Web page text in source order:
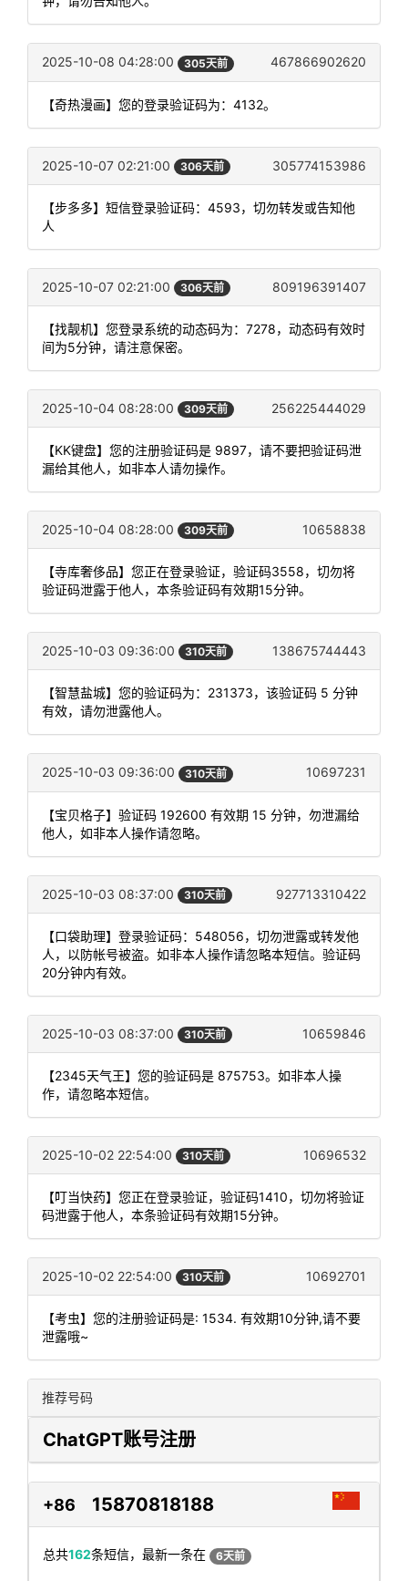
2025-10-08 04:28:00 305天前 467866902620
【奇热漫画】您的登录验证码为：4132。
2025-10-07 02:21:00 306天前 305774153986
【步多多】短信登录验证码：4593，切勿转发或告知他
人
2025-10-07 02:21:00 306天前 809196391407
【找靓机】您登录系统的动态码为：7278，动态码有效时
间为5分钟，请注意保密。
2025-10-04 08:28:00 309天前 256225444029
【KK键盘】您的注册验证码是 9897，请不要把验证码泄
漏给其他人，如非本人请勿操作。
2025-10-04 08:28:00 309天前 10658838
【寺库奢侈品】您正在登录验证，验证码3558，切勿将
验证码泄露于他人，本条验证码有效期15分钟。
2025-10-03 09:36:00 310天前 138675744443
【智慧盐城】您的验证码为：231373，该验证码 5 分钟
有效，请勿泄露他人。
2025-10-03 09:36:00 310天前 10697231
【宝贝格子】验证码 192600 有效期 15 分钟，勿泄漏给
他人，如非本人操作请忽略。
2025-10-03 08:37:00 310天前 927713310422
【口袋助理】登录验证码：548056，切勿泄露或转发他
人，以防帐号被盗。如非本人操作请忽略本短信。验证码
20分钟内有效。
2025-10-03 08:37:00 310天前 10659846
【2345天气王】您的验证码是 875753。如非本人操
作，请忽略本短信。
2025-10-02 22:54:00 310天前 10696532
【叮当快药】您正在登录验证，验证码1410，切勿将验证
码泄露于他人，本条验证码有效期15分钟。
2025-10-02 22:54:00 310天前 10692701
【考虫】您的注册验证码是: 1534. 有效期10分钟,请不要
泄露哦~
推荐号码
ChatGPT账号注册
+86 15870818188
总共162条短信，最新一条在 6天前